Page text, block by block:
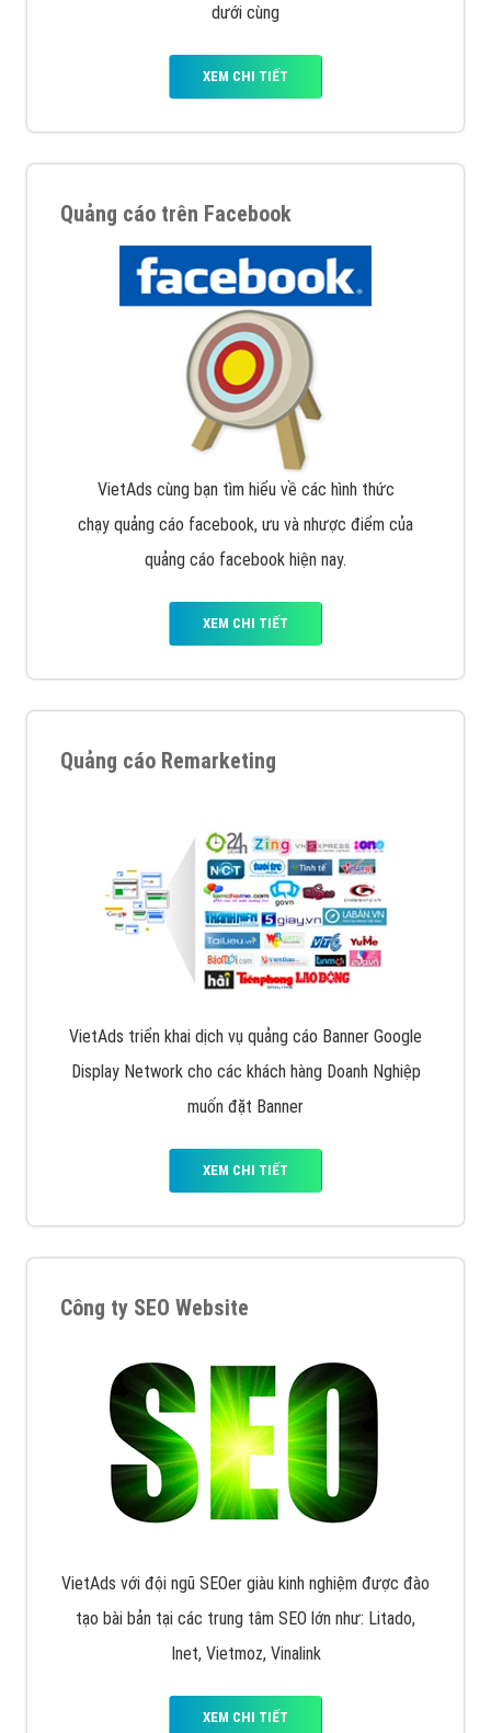
dưới cùng
XEM CHI TIẾT
Quảng cáo trên Facebook
VietAds cùng bạn tìm hiểu về các hình thức
chạy quảng cáo facebook, ưu và nhược điểm của
quảng cáo facebook hiện nay.
XEM CHI TIẾT
Quảng cáo Remarketing
VietAds triển khai dịch vụ quảng cáo Banner Google
Display Network cho các khách hàng Doanh Nghiệp
muốn đặt Banner
XEM CHI TIẾT
Công ty SEO Website
VietAds với đội ngũ SEOer giàu kinh nghiệm được đào
tạo bài bản tại các trung tâm SEO lớn như: Litado,
Inet, Vietmoz, Vinalink
XEM CHI TIẾT